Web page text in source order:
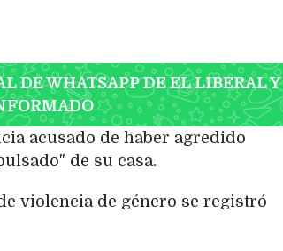
DE WHATSAPP DE EL LIBERAL Y
acusado de haber agredido
de su casa.
violencia de género se registró